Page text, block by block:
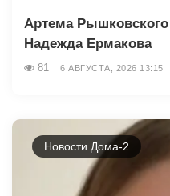
Артема
Надежда Ермакова
81 6 АВГУСТА, 2026 13:15
Новости Дома-2